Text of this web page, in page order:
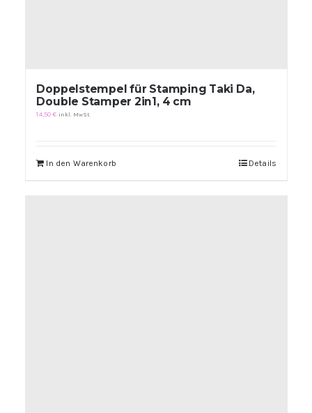
Doppelstempel für Stamping Taki Da,
Double Stamper 2in1, 4 cm
14,50€ inkl. MwSt.
In den Warenkorb Details